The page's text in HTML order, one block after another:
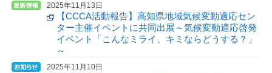
2025年11月13日
【CCCA活動報告】高知県地域気候変動適応セン
ター主催イベントに共同出展～気候変動適応啓発
イベント「こんなミライ、キミならどうする？」
～
2025年11月10日